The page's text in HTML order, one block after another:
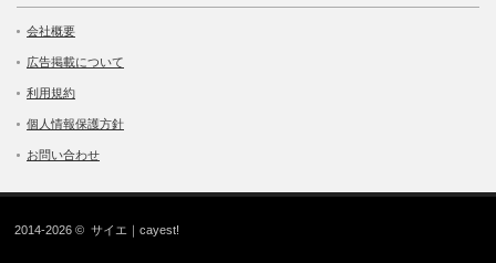
会社概要
広告掲載について
利用規約
個人情報保護方針
お問い合わせ
2014-2026 ©サイエ｜cayest!